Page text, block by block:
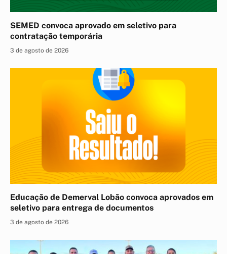
SEMED convoca aprovado em seletivo para
contratação temporária
3 de agosto de 2026
Educação de Demerval Lobão convoca aprovados em
seletivo para entrega de documentos
3 de agosto de 2026